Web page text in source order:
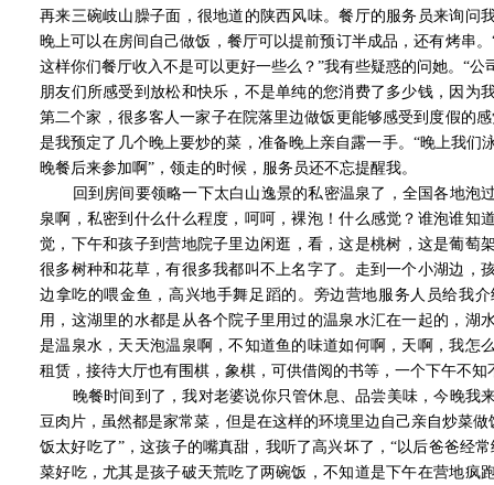
再来三碗岐山臊子面，很地道的陕西风味。餐厅的服务员来询问
晚上可以在房间自己做饭，餐厅可以提前预订半成品，还有烤串
这样你们餐厅收入不是可以更好一些么？”我有些疑惑的问她。“
朋友们所感受到放松和快乐，不是单纯的您消费了多少钱，因为
第二个家，很多客人一家子在院落里边做饭更能够感受到度假的
是我预定了几个晚上要炒的菜，准备晚上亲自露一手。“晚上我们
晚餐后来参加啊”，领走的时候，服务员还不忘提醒我。
回到房间要领略一下太白山逸景的私密温泉了，全国各地泡
泉啊，私密到什么什么程度，呵呵，裸泡！什么感觉？谁泡谁知
觉，下午和孩子到营地院子里边闲逛，看，这是桃树，这是葡
很多树种和花草，有很多我都叫不上名字了。走到一个小湖边，
边拿吃的喂金鱼，高兴地手舞足蹈的。旁边营地服务人员给我
用，这湖里的水都是从各个院子里用过的温泉水汇在一起的，湖
是温泉水，天天泡温泉啊，不知道鱼的味道如何啊，天啊，我怎
租赁，接待大厅也有围棋，象棋，可供借阅的书等，一个下午不知
晚餐时间到了，我对老婆说你只管休息、品尝美味，今晚我
豆肉片，虽然都是家常菜，但是在这样的环境里边自己亲自炒菜
饭太好吃了”，这孩子的嘴真甜，我听了高兴坏了，“以后爸爸经
菜好吃，尤其是孩子破天荒吃了两碗饭，不知道是下午在营地疯